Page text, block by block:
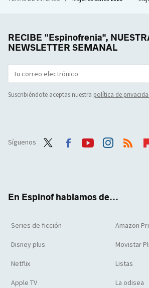
RECIBE "Espinofrenia",
NEWSLETTER SEMANAL
Suscribiéndote aceptas nuestra política de
Síguenos
En Espinof hablamos de...
Series de ficción Amazon
Disney plus Movistar
Netflix Listas
Apple TV La odisea